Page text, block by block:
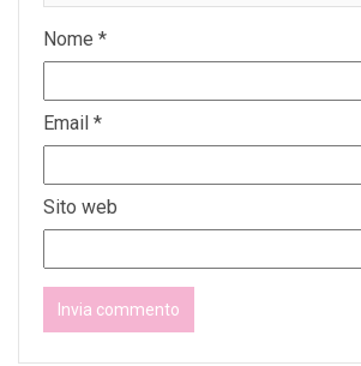
Nome *
Email *
Sito web